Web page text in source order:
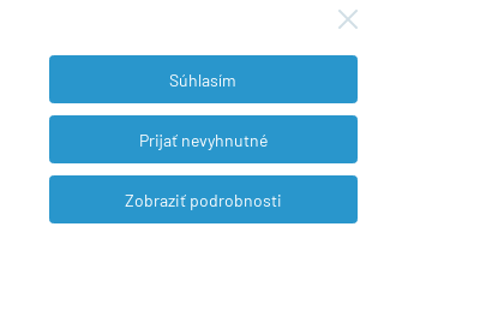
NEWSLETTER
Súhlasím
Prijať nevyhnutné
Zobraziť podrobnosti